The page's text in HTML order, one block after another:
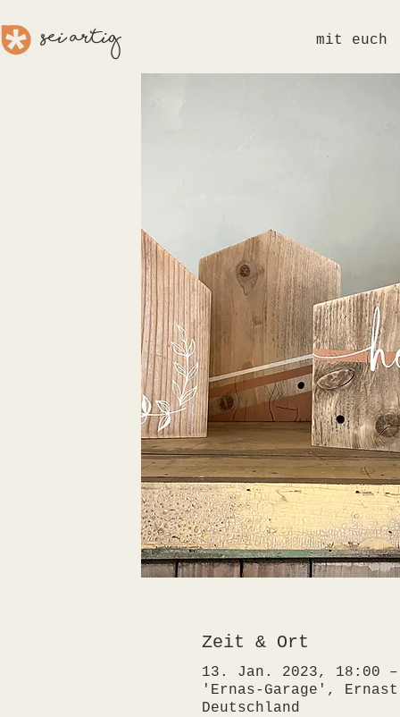
mit euch
sei aRTig
Zeit & Ort
13. Jan. 2023, 18:00
'Ernas-Garage',
Deutschland